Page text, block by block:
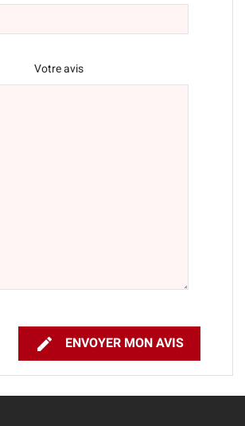
Votre avis
 ENVOYER MON AVIS